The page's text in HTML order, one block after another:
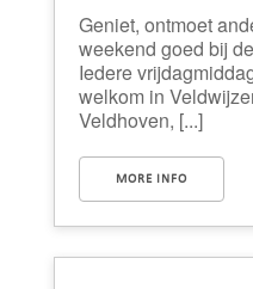
Geniet, ontmoet
weekend goed bij
Iedere
welkom in
Veldhoven, [...]
MORE INFO